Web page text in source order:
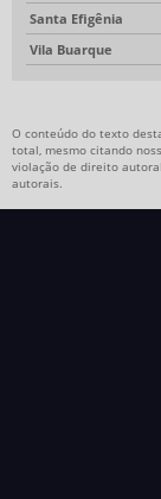
Santa Efigênia
Vila Buarque
O conteúdo do texto
total, mesmo citando
violação de direito
autorais.